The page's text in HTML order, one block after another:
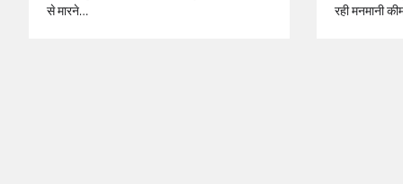
से मारने…
रही मनमानी